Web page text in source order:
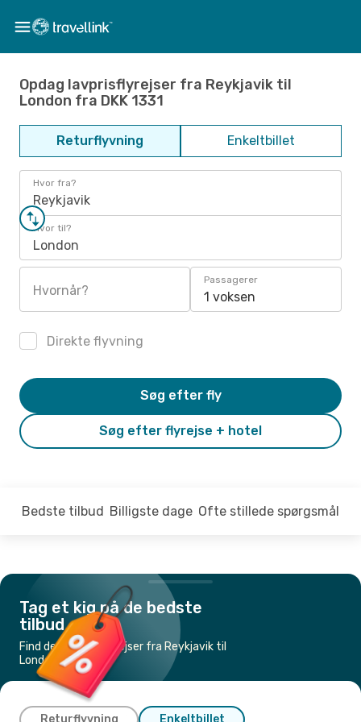
Opdag lavprisflyrejser fra Reykjavik til
London fra DKK 1331
Returflyvning Enkeltbillet
Hvor fra?
Reykjavik
Hvor til?
London
Hvornår?
Passagerer
1 voksen
Direkte flyvning
Søg efter flyrejse + hotel
Søg efter fly
Bedste tilbud Billigste dage Ofte stillede spørgsmål
Tag et kig på de bedste
tilbud
Find de billigste flyrejser fra Reykjavik til
London
Returflyvning Enkeltbillet